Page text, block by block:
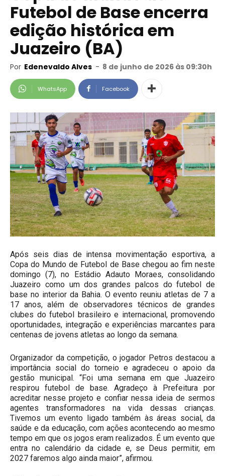
Futebol de Base encerra
edição histórica em
Juazeiro (BA)
Por Edenevaldo Alves - 8 de junho de 2026 às 09:30h
WhatsApp Facebook
Após seis dias de intensa movimentação esportiva, a
Copa do Mundo de Futebol de Base chegou ao fim neste
domingo (7), no Estádio Adauto Moraes, consolidando
Juazeiro como um dos grandes palcos do futebol de
base no interior da Bahia. O evento reuniu atletas de 7 a
17 anos, além de observadores técnicos de grandes
clubes do futebol brasileiro e internacional, promovendo
oportunidades, integração e experiências marcantes para
centenas de jovens atletas ao longo da semana.
Organizador da competição, o jogador Petros destacou a
importância social do torneio e agradeceu o apoio da
gestão municipal. “Foi uma semana em que Juazeiro
respirou futebol de base. Agradeço à Prefeitura por
acreditar nesse projeto e confiar nessa ideia de sermos
agentes transformadores na vida dessas crianças.
Tivemos um evento ligado também às áreas social, da
saúde e da educação, com ações acontecendo ao mesmo
tempo em que os jogos eram realizados. É um evento que
entra no calendário da cidade e, se Deus permitir, em
2027 faremos algo ainda maior”, afirmou.